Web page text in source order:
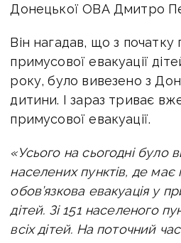
Донецької ОВА Дмитро
Він нагадав, що з початку
примусової евакуації
року, було вивезено з
дитини. І зараз триває
примусової евакуації.
«Усього на сьогодні було
населених пунктів, де
обов’язкова евакуація у
дітей. Зі 151 населеного
всіх дітей. На поточний